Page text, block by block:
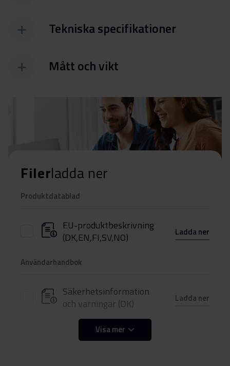
Tekniska specifikationer
Mått och vikt
Filerladda ner
Produktdatablad
EU-produktbeskrivning
(DK,EN,FI,SV,NO)
Ladda ner
Användarhandbok
Säkerhetsinformation
och varningar (DK)
Ladda ner
Säkerhetsinformation
och varningar (FI)
Visa mer